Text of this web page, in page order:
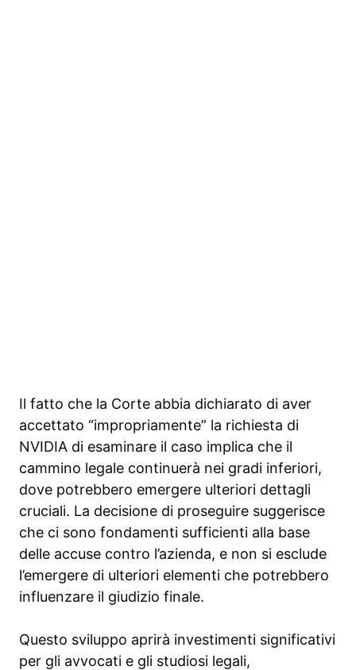
Il fatto che la Corte abbia dichiarato di aver
accettato “impropriamente” la richiesta di
NVIDIA di esaminare il caso implica che il
cammino legale continuerà nei gradi inferiori,
dove potrebbero emergere ulteriori dettagli
cruciali. La decisione di proseguire suggerisce
che ci sono fondamenti sufficienti alla base
delle accuse contro l’azienda, e non si esclude
l’emergere di ulteriori elementi che potrebbero
influenzare il giudizio finale.
Questo sviluppo aprirà investimenti significativi
per gli avvocati e gli studiosi legali,